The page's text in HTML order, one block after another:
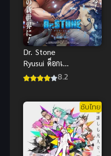
Dr. Stone
Ryusui ด็อกเต
อร์สโตน (ภาค
8.2
ซับไทย